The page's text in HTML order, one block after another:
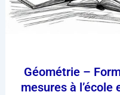
Géométrie –
mesures à l’école